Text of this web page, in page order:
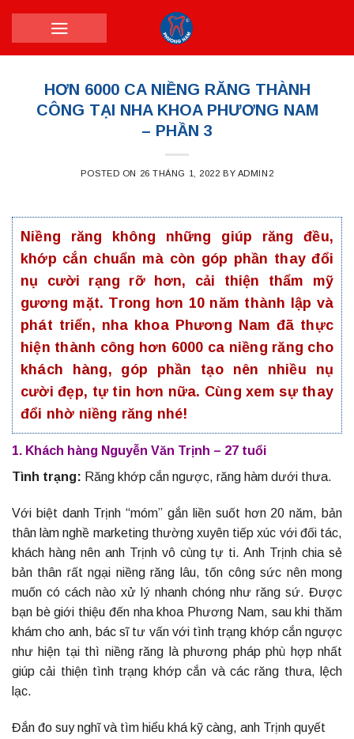
HƠN 6000 CA NIỀNG RĂNG THÀNH
CÔNG TẠI NHA KHOA PHƯƠNG NAM
– PHẦN 3
POSTED ON 26 THÁNG 1, 2022 BY ADMIN2
Niềng răng không những giúp răng đều,
khớp cắn chuẩn mà còn góp phần thay đổi
nụ cười rạng rỡ hơn, cải thiện thẩm mỹ
gương mặt. Trong hơn 10 năm thành lập và
phát triển, nha khoa Phương Nam đã thực
hiện thành công hơn 6000 ca niềng răng cho
khách hàng, góp phần tạo nên nhiều nụ
cười đẹp, tự tin hơn nữa. Cùng xem sự thay
đổi nhờ niềng răng nhé!
1. Khách hàng Nguyễn Văn Trịnh – 27 tuổi
Tình trạng: Răng khớp cắn ngược, răng hàm dưới thưa.
Với biệt danh Trịnh “móm” gắn liền suốt hơn 20 năm, bản
thân làm nghề marketing thường xuyên tiếp xúc với đối tác,
khách hàng nên anh Trịnh vô cùng tự ti. Anh Trịnh chia sẻ
bản thân rất ngại niềng răng lâu, tốn công sức nên mong
muốn có cách nào xử lý nhanh chóng như răng sứ. Được
bạn bè giới thiệu đến nha khoa Phương Nam, sau khi thăm
khám cho anh, bác sĩ tư vấn với tình trạng khớp cắn ngược
như hiện tại thì niềng răng là phương pháp phù hợp nhất
giúp cải thiện tình trạng khớp cắn và các răng thưa, lệch
lạc.
Đắn đo suy nghĩ và tìm hiểu khá kỹ càng, anh Trịnh quyết